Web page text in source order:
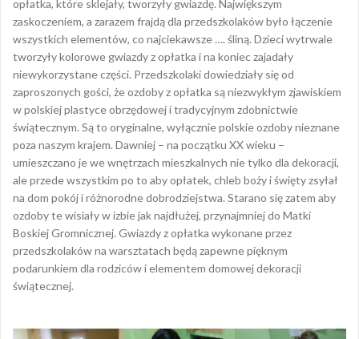
opłatka, które sklejały, tworzyły gwiazdę. Największym
zaskoczeniem, a zarazem frajdą dla przedszkolaków było łączenie
wszystkich elementów, co najciekawsze …. śliną. Dzieci wytrwale
tworzyły kolorowe gwiazdy z opłatka i na koniec zajadały
niewykorzystane części. Przedszkolaki dowiedziały się od
zaproszonych gości, że ozdoby z opłatka są niezwykłym zjawiskiem
w polskiej plastyce obrzędowej i tradycyjnym zdobnictwie
świątecznym. Są to oryginalne, wyłącznie polskie ozdoby nieznane
poza naszym krajem. Dawniej – na początku XX wieku –
umieszczano je we wnętrzach mieszkalnych nie tylko dla dekoracji,
ale przede wszystkim po to aby opłatek, chleb boży i święty zsyłał
na dom pokój i różnorodne dobrodziejstwa. Starano się zatem aby
ozdoby te wisiały w izbie jak najdłużej, przynajmniej do Matki
Boskiej Gromnicznej. Gwiazdy z opłatka wykonane przez
przedszkolaków na warsztatach będą zapewne pięknym
podarunkiem dla rodziców i elementem domowej dekoracji
świątecznej.